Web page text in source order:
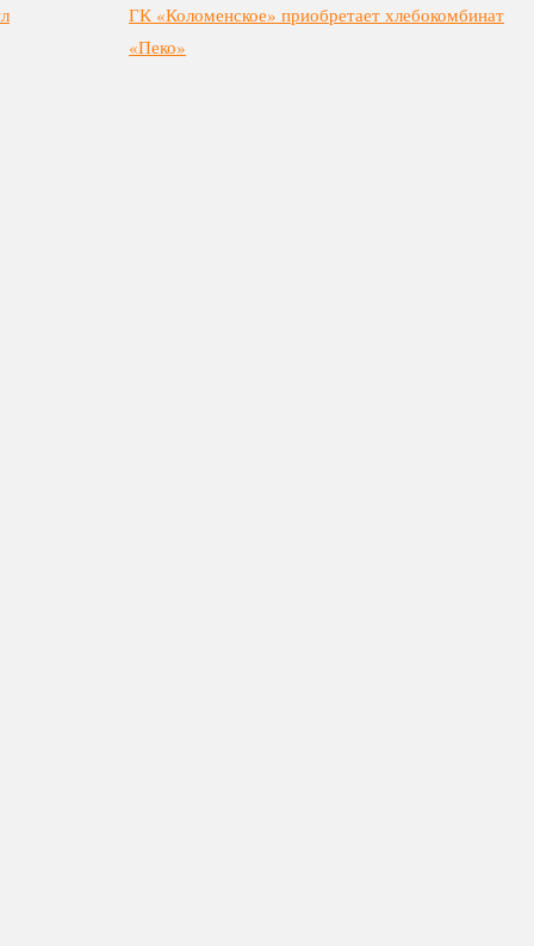
ГК «Коломенское» приобретает хлебокомбинат
«Пеко»